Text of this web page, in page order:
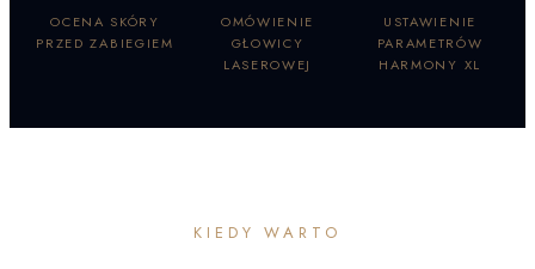
OCENA SKÓRY
PRZED ZABIEGIEM
OMÓWIENIE
GŁOWICY
LASEROWEJ
USTAWIENIE
PARAMETRÓW
HARMONY XL
KIEDY WARTO